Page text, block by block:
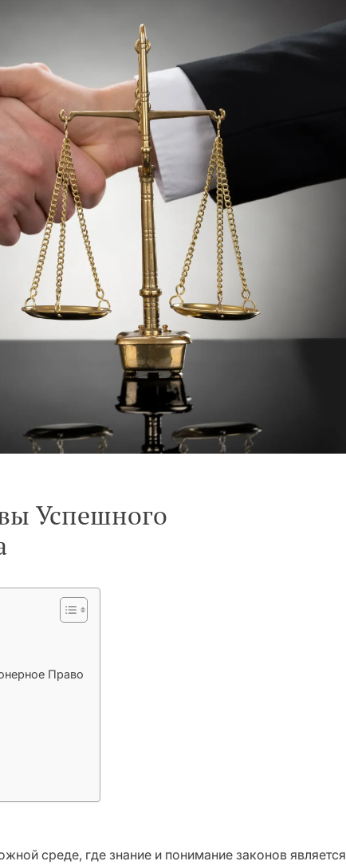
Успешного
Право
среде, где знание и понимание законов является